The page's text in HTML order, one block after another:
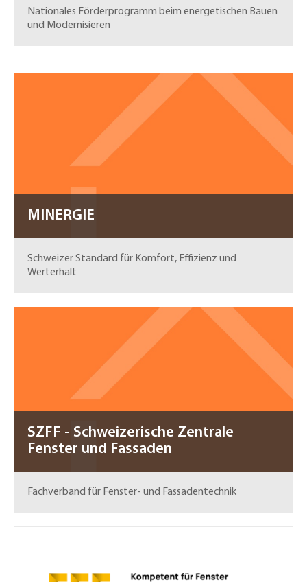
Nationales Förderprogramm beim energetischen Bauen
und Modernisieren
MINERGIE
Schweizer Standard für Komfort, Effizienz und
Werterhalt
SZFF - Schweizerische Zentrale
Fenster und Fassaden
Fachverband für Fenster- und Fassadentechnik